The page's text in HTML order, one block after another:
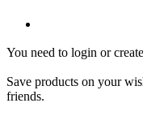
You need to login or
Save products on your
friends.